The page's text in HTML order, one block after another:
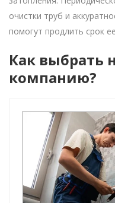
очистки труб и
помогут продлить срок
Как выбрать
компанию?